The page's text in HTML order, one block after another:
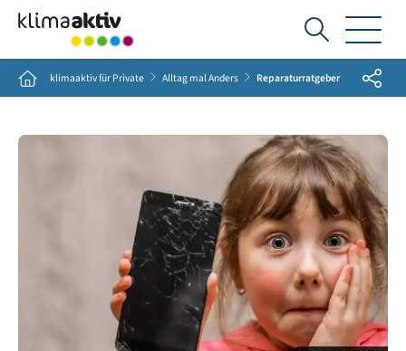
Ich
suche...
Home klimaaktiv für Private Alltag mal Anders Reparaturratgeber Share